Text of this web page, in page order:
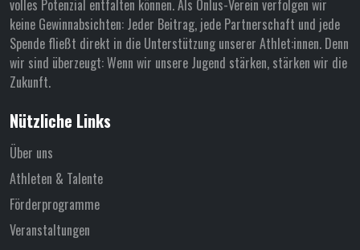
volles Potenzial entfalten können. Als Onlus-Verein verfolgen wir
keine Gewinnabsichten: Jeder Beitrag, jede Partnerschaft und jede
Spende fließt direkt in die Unterstützung unserer Athlet:innen. Denn
wir sind überzeugt: Wenn wir unsere Jugend stärken, stärken wir die
Zukunft.
Nützliche Links
Über uns
Athleten & Talente
Förderprogramme
Veranstaltungen